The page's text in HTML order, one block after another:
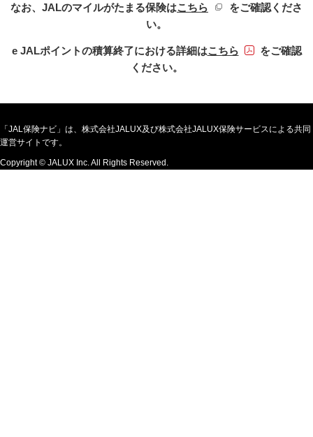
なお、JALのマイルがたまる保険はこちら 新規ウィンドウを開
をご確認くださ
い。
e JALポイントの積算終了における詳細はこちらPDFファイル
をご確認
ください。
「JAL保険ナビ」は、株式会社JALUX及び株式会社JALUX保険サービスによる共同
運営サイトです。
Copyright © JALUX Inc. All Rights Reserved.